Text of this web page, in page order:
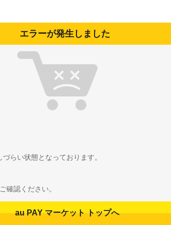
エラーが発生しました
らい状態となっております。
確認ください。
au PAY マーケット トップへ